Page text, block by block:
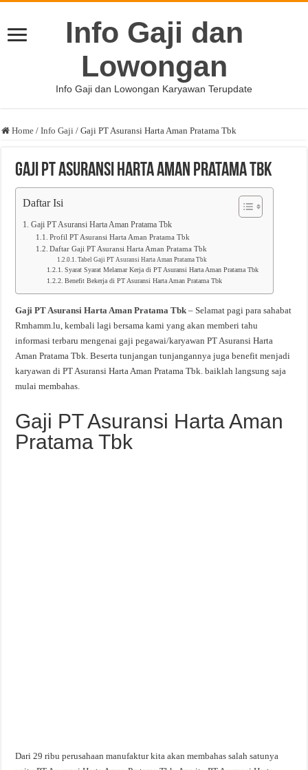
Info Gaji dan
Lowongan
Info Gaji dan Lowongan Karyawan Terupdate
Home / Info Gaji / Gaji PT Asuransi Harta Aman Pratama Tbk
Gaji PT Asuransi Harta Aman Pratama Tbk
Daftar Isi
Gaji PT Asuransi Harta Aman Pratama Tbk
Profil PT Asuransi Harta Aman Pratama Tbk
Daftar Gaji PT Asuransi Harta Aman Pratama Tbk
Tabel Gaji PT Asuransi Harta Aman Pratama Tbk
Syarat Syarat Melamar Kerja di PT Asuransi Harta Aman Pratama Tbk
Benefit Bekerja di PT Asuransi Harta Aman Pratama Tbk
Gaji PT Asuransi Harta Aman Pratama Tbk –Selamat pagi para sahabat
Rmhamm.lu, kembali lagi bersama kami yang akan memberi tahu
informasi terbaru mengenai gaji pegawai/karyawan PT Asuransi Harta
Aman Pratama Tbk. Beserta tunjangan tunjangannya juga benefit menjadi
karyawan di PT Asuransi Harta Aman Pratama Tbk. baiklah langsung saja
mulai membahas.
Gaji PT Asuransi Harta Aman
Pratama Tbk
Dari 29 ribu perusahaan manufaktur kita akan membahas salah satunya